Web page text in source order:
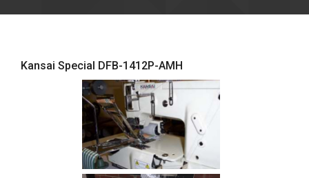
Kansai Special DFB-1412P-AMH